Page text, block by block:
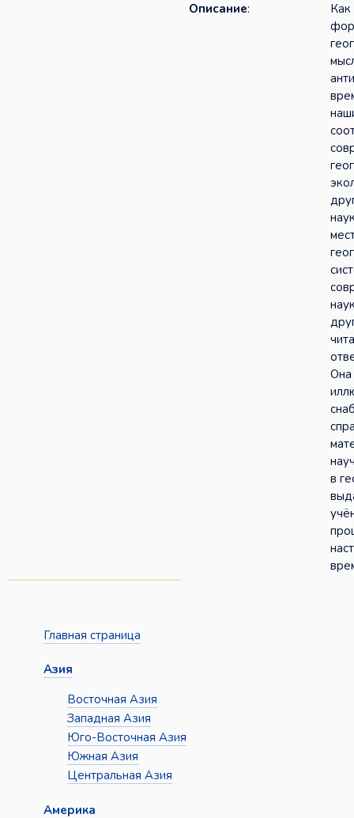
Описание:
Как
в
Главная страница
Азия
Восточная Азия
Западная Азия
Юго-Восточная Азия
Южная Азия
Центральная Азия
Америка